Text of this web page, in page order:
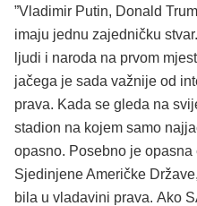
”Vladimir Putin, Donald
imaju jednu zajedničku
ljudi i naroda na prvom
jačega je sada važnije od
prava. Kada se gleda na
stadion na kojem samo
opasno. Posebno je
Sjedinjene Američke
bila u vladavini prava. Ako